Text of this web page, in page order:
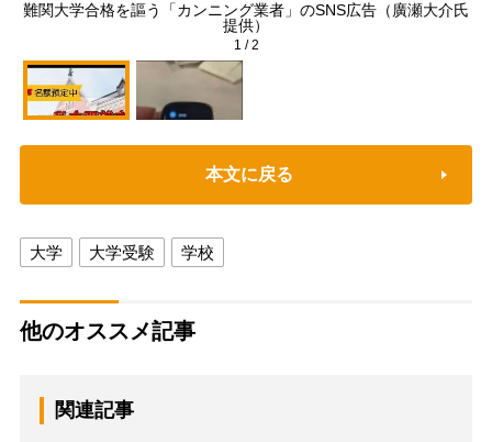
難関大学合格を謳う「カンニング業者」のSNS広告（廣瀬大介氏
提供）
1 /2
本文に戻る
大学 大学受験 学校
他のオススメ記事
関連記事